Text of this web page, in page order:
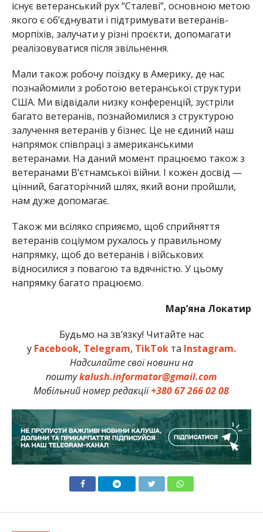
існує ветеранський рух “Сталеві”, основною метою
якого є обʼєднувати і підтримувати ветеранів-
морпіхів, залучати у різні проєкти, допомагати
реалізовуватися після звільнення.
Мали також робочу поїздку в Америку, де нас
познайомили з роботою ветеранської структури
США. Ми відвідали низку конференцій, зустріли
багато ветеранів, познайомилися з структурою
залучення ветеранів у бізнес. Це не єдиний наш
напрямок співпраці з американськими
ветеранами. На даний момент працюємо також з
ветеранами Вʼєтнамської війни. І кожен досвід —
цінний, багаторічний шлях, який вони пройшли,
нам дуже допомагає.
Також ми всіляко сприяємо, щоб сприйняття
ветеранів соціумом рухалось у правильному
напрямку, щоб до ветеранів і військових
відносилися з повагою та вдячністю. У цьому
напрямку багато працюємо.
Мар’яна Локатир
Будьмо на зв’язку! Читайте нас
у Facebook, Telegram, TikTokта Instagram.
Надсилайте свої новини на
поштуkalush.informator@gmail.com
Мобільний номер редакції+380 67 266 02 08